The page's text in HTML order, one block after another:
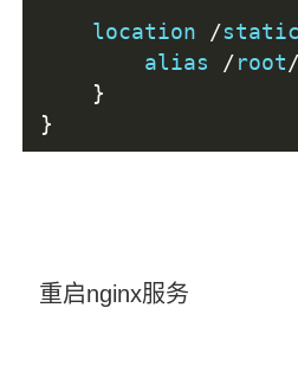
    location
/
        alias
/root/
}
}
重启nginx服务